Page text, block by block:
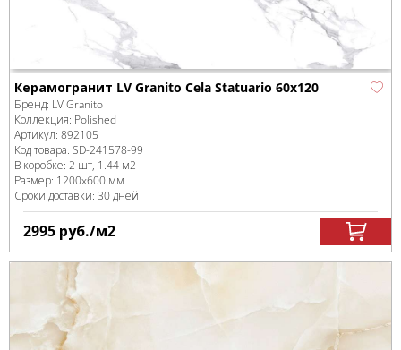
Керамогранит LV Granito Cela Statuario 60x120
Бренд: LV Granito
Коллекция: Polished
Артикул: 892105
Код товара: SD-241578-99
В коробке: 2 шт, 1.44 м2
Размер: 1200x600 мм
Сроки доставки: 30 дней
2995 руб./м2